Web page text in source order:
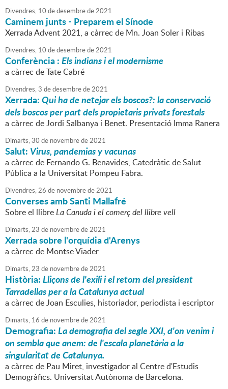
Divendres, 10 dedesembrede2021
Caminem junts - Preparem el Sínode
Xerrada Advent 2021, a càrrec de Mn. Joan Soler i Ribas
Divendres, 10 dedesembrede2021
Conferència :Els indians i el modernisme
a càrrec de Tate Cabré
Divendres,3 dedesembrede2021
Xerrada:Qui ha de netejar els boscos?: la conservació
dels boscos per part dels propietaris privats forestals
a càrrec de Jordi Salbanya i Benet. Presentació Imma Ranera
Dimarts,30 de novembrede2021
Salut: Virus, pandemias y vacunas
a càrrec de Fernando G. Benavides, Catedràtic de Salut
Pública a la Universitat Pompeu Fabra.
Divendres,26 de novembrede2021
Converses amb Santi Mallafré
Sobre el llibreLa Canuda i el comerç del llibre vell
Dimarts,23 de novembrede2021
Xerrada sobre l'orquídia d'Arenys
a càrrec de Montse Viader
Dimarts,23 de novembrede2021
Història:Lliçons de l'exili i el retorn del president
Tarradellas per a la Catalunya actual
a càrrec de Joan Esculies, historiador, periodista i escriptor
Dimarts, 16 de novembrede2021
Demografia:La demografia del segle XXI, d'on venim i
on sembla que anem: de l'escala planetària a la
singularitat de Catalunya.
a càrrec de Pau Miret, investigador al Centre d'Estudis
Demogràfics. Universitat Autònoma de Barcelona.